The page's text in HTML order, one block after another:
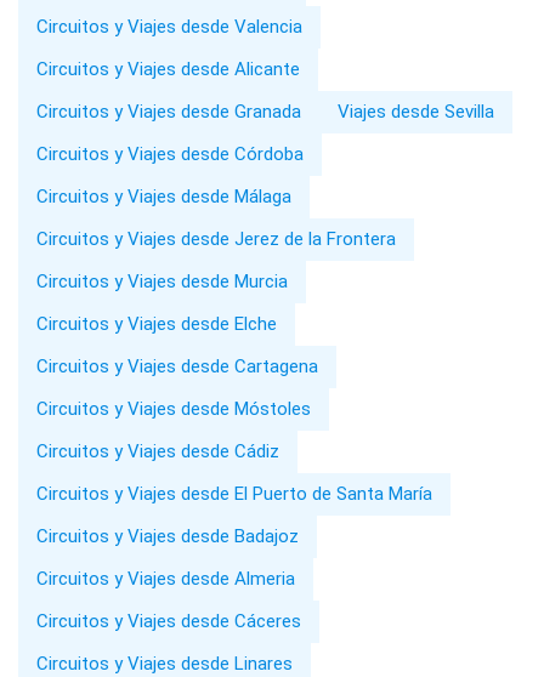
Circuitos y Viajes desde Valencia
Circuitos y Viajes desde Alicante
Circuitos y Viajes desde Granada
Viajes desde Sevilla
Circuitos y Viajes desde Córdoba
Circuitos y Viajes desde Málaga
Circuitos y Viajes desde Jerez de la Frontera
Circuitos y Viajes desde Murcia
Circuitos y Viajes desde Elche
Circuitos y Viajes desde Cartagena
Circuitos y Viajes desde Móstoles
Circuitos y Viajes desde Cádiz
Circuitos y Viajes desde El Puerto de Santa María
Circuitos y Viajes desde Badajoz
Circuitos y Viajes desde Almeria
Circuitos y Viajes desde Cáceres
Circuitos y Viajes desde Linares